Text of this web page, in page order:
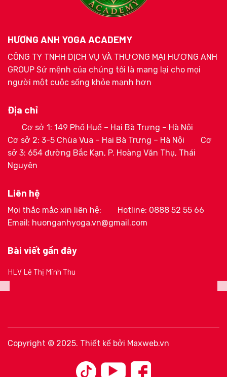
HƯƠNG ANH YOGA ACADEMY
CÔNG TY TNHH DỊCH VỤ VÀ THƯƠNG MẠI HƯƠNG ANH
GROUP Sứ mệnh của chúng tôi là mang lại cho mọi
người một cuộc sống khỏe mạnh hơn
Địa chỉ
Cơ sở 1: 149 Phố Huế – Hai Bà Trưng – Hà Nội
Cơ sở 2: 3-5 Chùa Vua – Hai Bà Trưng – Hà Nội
Cơ
sở 3: 654 đường Bắc Kạn, P. Hoàng Văn Thụ, Thái
Nguyên
Liên hệ
Mọi thắc mắc xin liên hệ:
Hotline: 0888 52 55 66
Email: huonganhyoga.vn@gmail.com
Bài viết gần đây
HLV Lê Thị Minh Thu
Copyright © 2025. Thiết kế bởi Maxweb.vn